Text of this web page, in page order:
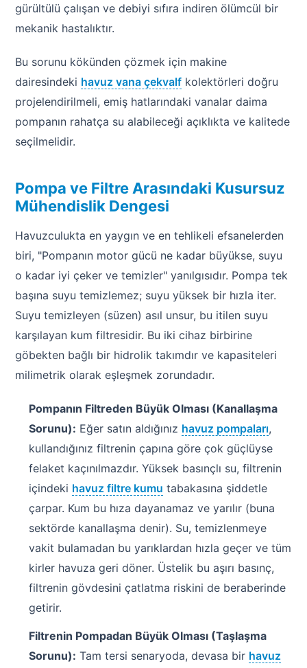
gürültülü çalışan ve debiyi sıfıra indiren ölümcül bir
mekanik hastalıktır.
Bu sorunu kökünden çözmek için makine
dairesindeki havuz vana çekvalf kolektörleri doğru
projelendirilmeli, emiş hatlarındaki vanalar daima
pompanın rahatça su alabileceği açıklıkta ve kalitede
seçilmelidir.
Pompa ve Filtre Arasındaki Kusursuz
Mühendislik Dengesi
Havuzculukta en yaygın ve en tehlikeli efsanelerden
biri, "Pompanın motor gücü ne kadar büyükse, suyu
o kadar iyi çeker ve temizler" yanılgısıdır. Pompa tek
başına suyu temizlemez; suyu yüksek bir hızla iter.
Suyu temizleyen (süzen) asıl unsur, bu itilen suyu
karşılayan kum filtresidir. Bu iki cihaz birbirine
göbekten bağlı bir hidrolik takımdır ve kapasiteleri
milimetrik olarak eşleşmek zorundadır.
Pompanın Filtreden Büyük Olması (Kanallaşma
Sorunu): Eğer satın aldığınız havuz pompaları,
kullandığınız filtrenin çapına göre çok güçlüyse
felaket kaçınılmazdır. Yüksek basınçlı su, filtrenin
içindeki havuz filtre kumu tabakasına şiddetle
çarpar. Kum bu hıza dayanamaz ve yarılır (buna
sektörde kanallaşma denir). Su, temizlenmeye
vakit bulamadan bu yarıklardan hızla geçer ve tüm
kirler havuza geri döner. Üstelik bu aşırı basınç,
filtrenin gövdesini çatlatma riskini de beraberinde
getirir.
Filtrenin Pompadan Büyük Olması (Taşlaşma
Sorunu): Tam tersi senaryoda, devasa bir havuz